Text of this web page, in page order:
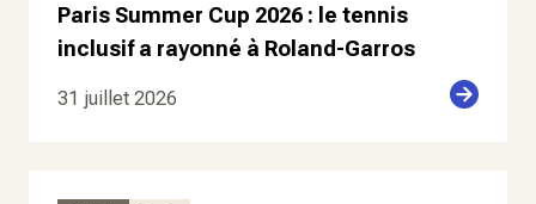
Paris Summer Cup 2026 : le tennis
inclusif a rayonné à Roland-Garros
31 juillet 2026